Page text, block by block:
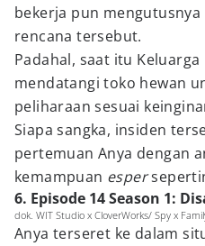
bekerja pun
rencana tersebut.
Padahal, saat itu
mendatangi toko hewan
peliharaan sesuai
Siapa sangka, insiden
pertemuan Anya dengan
kemampuan esper
6. Episode 14 Season 1:
dok. WIT Studio x CloverWorks/ Spy x
Anya terseret ke dalam